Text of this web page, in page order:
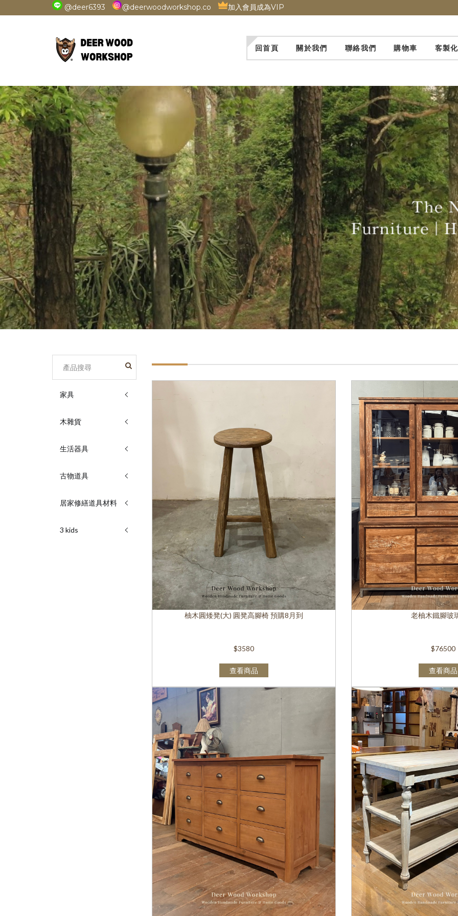
@deer6393 @deerwoodworkshop.co 加入會員成為VIP
回首頁 關於我們 聯絡我們 購物車 客製
家具
木雜貨
生活器具
古物道具
居家修繕道具材料
3 kids
柚木圓矮凳(大) 圓凳高腳椅 預購8月到
$3580
查看商品
老柚木鐵腳玻
$76500
查看商品